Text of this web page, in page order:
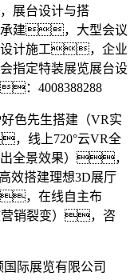
台设计与搭
建，大型会议
设计施工，企业
定特装展览展台设
：4008388288
色先生搭建（VR实
，线上720°云VR全
出全景效果），
效搭建理想3D展厅
，在线自主布
销裂变），咨
国际展览有限公司